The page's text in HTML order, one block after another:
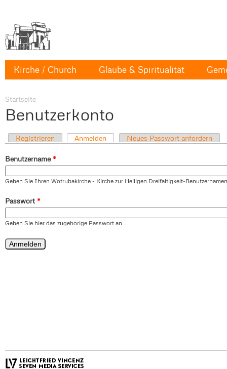
Kirche / Church Glaube & Spiritualität
Startseite
Benutzerkonto
Registrieren Anmelden Neues Passwort anfordern
Benutzername *
Geben Sie Ihren Wotrubakirche - Kirche zur Heiligen Dreifaltigkeit-
Passwort *
Geben Sie hier das zugehörige Passwort an.